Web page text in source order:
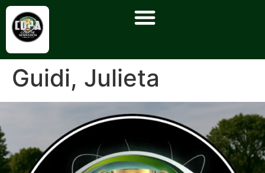
Guidi, Julieta